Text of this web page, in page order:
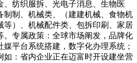
、纺织服拆、光电子消息、生物医
制制、机械类、（建建机械、食物机
等）、机械配件类、包拆印刷、家居
。专属政策：全球市场阐发，品牌化
平台系统搭建，数字化办理系统；
如：省内企业正在迈富时开设建坐营